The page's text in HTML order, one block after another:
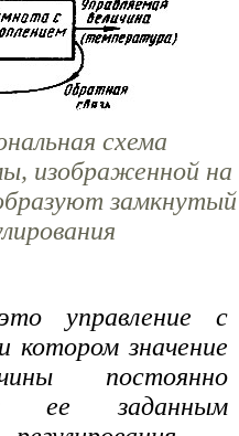
схема
изображенной на
замкнутый
управление с
котором значение
постоянно
с ее заданным